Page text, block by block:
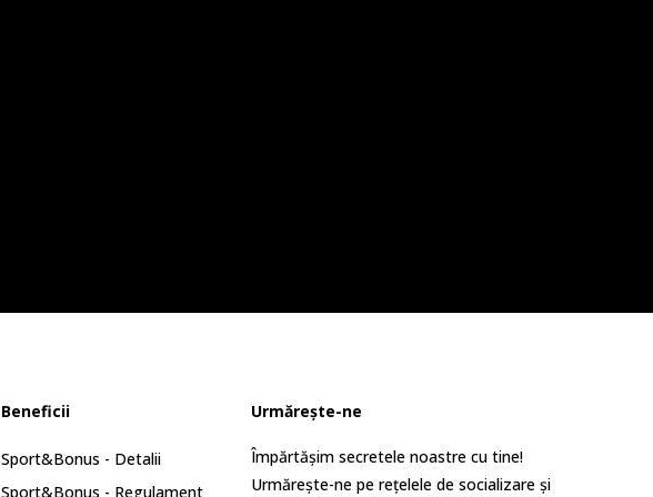
Beneficii
Sport&Bonus - Detalii
Sport&Bonus - Regulament
Urmărește-ne
Împărtășim secretele noastre cu tine!
Urmărește-ne pe rețelele de socializare și